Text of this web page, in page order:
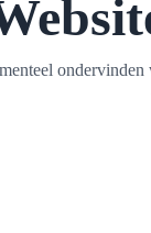
ondervinden